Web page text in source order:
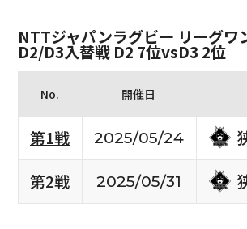
NTTジャパンラグビー リーグワ
D2/D3入替戦 D2 7位vsD3 2位
No. 開催日
第1戦 2025/05/24
第2戦
2025/05/31